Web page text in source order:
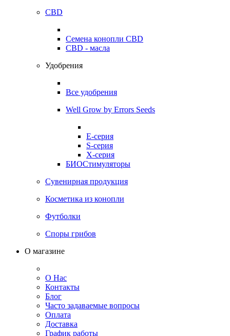
CBD
Семена конопли CBD
CBD - масла
Удобрения
Все удобрения
Well Grow by Errors Seeds
E-серия
S-серия
X-серия
БИОСтимуляторы
Сувенирная продукция
Косметика из конопли
Футболки
Споры грибов
О магазине
О Нас
Контакты
Блог
Часто задаваемые вопросы
Оплата
Доставка
График работы